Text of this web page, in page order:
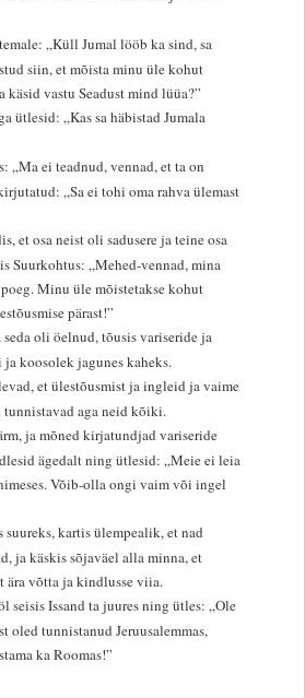
„Küll Jumal lööb ka sind, sa
siin, et mõista minu üle kohut
käsid vastu Seadust mind lüüa?”
ütlesid: „Kas sa häbistad Jumala
„Ma ei teadnud, vennad, et ta on
„Sa ei tohi oma rahva ülemast
et osa neist oli sadusere ja teine osa
Suurkohtus: „Mehed-vennad, mina
Minu üle mõistetakse kohut
pärast!”
oli öelnud, tõusis variseride ja
koosolek jagunes kaheks.
et ülestõusmist ja ingleid ja vaime
aga neid kõiki.
ja mõned kirjatundjad variseride
ägedalt ning ütlesid: „Meie ei leia
Võib-olla ongi vaim või ingel
kartis ülempealik, et nad
ja käskis sõjaväel alla minna, et
ära võtta ja kindlusse viia.
seisis Issand ta juures ning ütles: „Ole
oled tunnistanud Jeruusalemmas,
ka Roomas!”